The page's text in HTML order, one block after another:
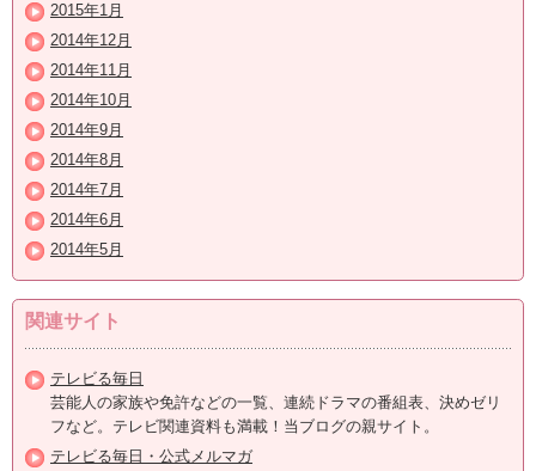
2015年1月
2014年12月
2014年11月
2014年10月
2014年9月
2014年8月
2014年7月
2014年6月
2014年5月
関連サイト
テレビる毎日
芸能人の家族や免許などの一覧、連続ドラマの番組表、決めゼリ
フなど。テレビ関連資料も満載！当ブログの親サイト。
テレビる毎日・公式メルマガ